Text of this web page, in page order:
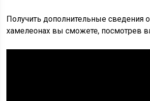
Получить дополнительные сведения
хамелеонах вы сможете, посмотрев